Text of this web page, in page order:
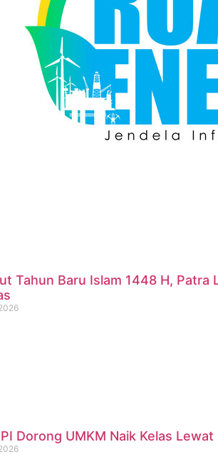
Tahun Baru Islam 1448 H,
Dorong UMKM Naik Kelas